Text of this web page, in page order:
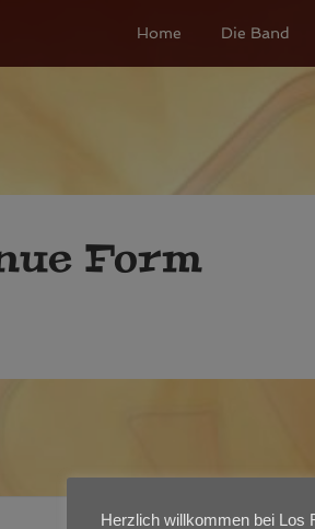
Home Die Band
Form
Herzlich willkommen bei Los